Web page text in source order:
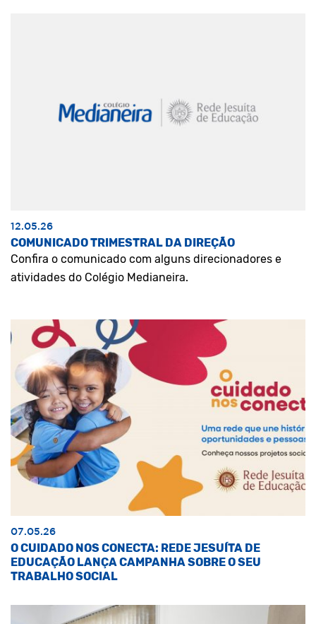
12.05.26
COMUNICADO TRIMESTRAL DA DIREÇÃO
Confira o comunicado com alguns direcionadores e
atividades do Colégio Medianeira.
07.05.26
O CUIDADO NOS CONECTA: REDE JESUÍTA DE
EDUCAÇÃO LANÇA CAMPANHA SOBRE O SEU
TRABALHO SOCIAL